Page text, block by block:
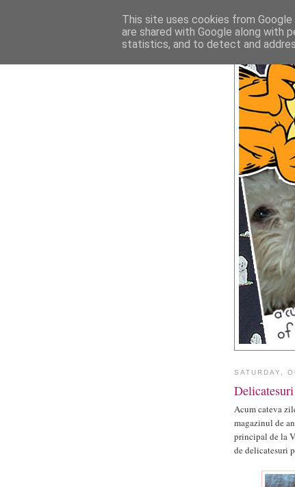
SATURDAY,
Delicatesuri
Acum cateva
magazinul de
principal de la
de delicatesuri
This site uses cookies from
are shared with Google along with
statistics, and to detect and